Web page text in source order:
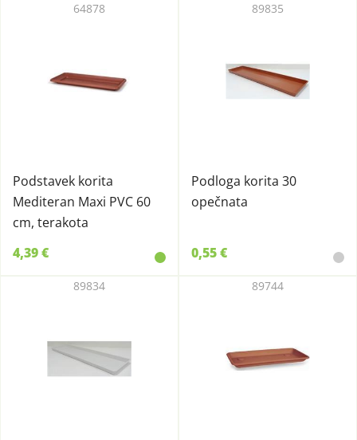
Podstavek korita
Mediteran Maxi PVC 60
cm, terakota
64878
4,39 €
Podloga korita 30
opečnata
89835
0,55 €
89834 89744